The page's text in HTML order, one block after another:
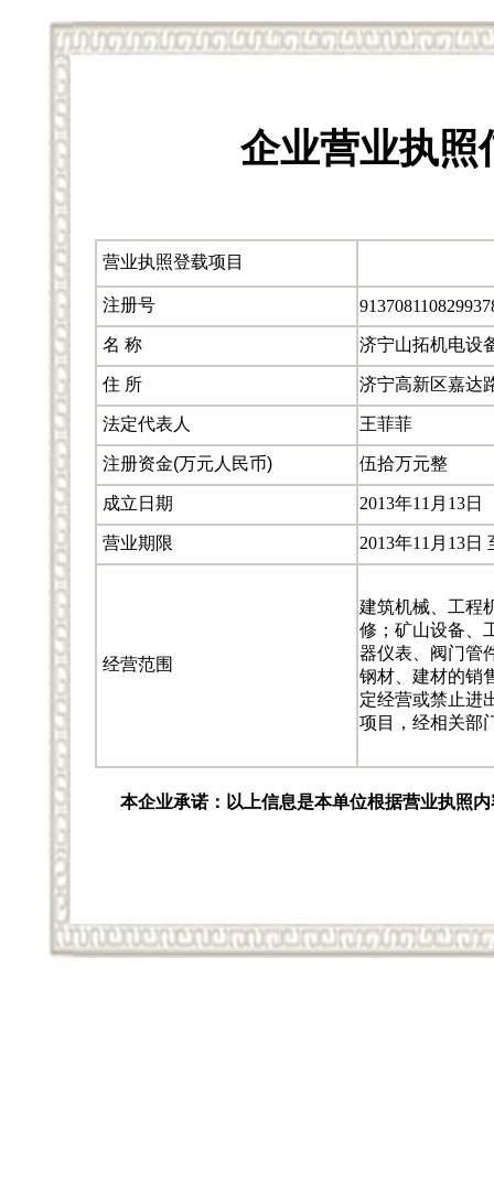
企业营业执照
营业执照登载项目
注册号
名 称 济宁山拓机电设
住 所 济宁高新区嘉达
法定代表人 王菲菲
注册资金(万元人民币) 伍拾万元整
成立日期 2013年11月13日
营业期限 2013年11月13日
经营范围
建筑机械、工程
修；矿山设备、
器仪表、阀门管
钢材、建材的销
定经营或禁止进
项目，经相关部
本企业承诺：以上信息是本单位根据营业执照